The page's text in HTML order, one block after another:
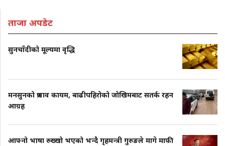
ताजा अपडेट
सुनचाँदीको मूल्यमा वृद्धि
मनसुनको प्रभाव कायम, बाढीपहिरोको जोखिमबाट सतर्क रहन
आग्रह
आफ्नो भाषा रुख्खो भएको भन्दै गृहमन्त्री गुरुङले मागे माफी